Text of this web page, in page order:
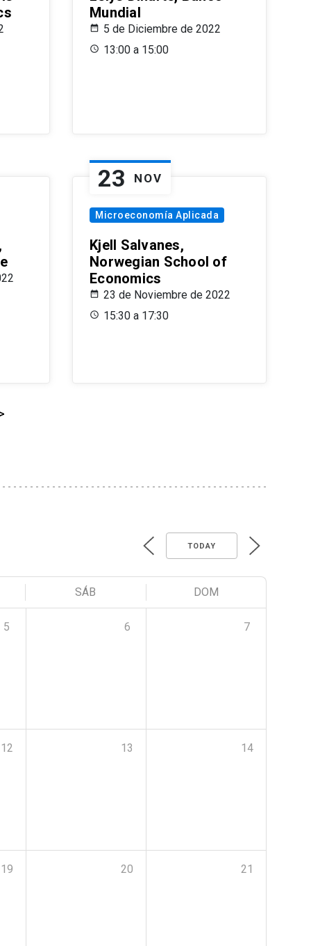
Mundial
5 de Diciembre de 2022
13:00 a 15:00
23 NOV
Microeconomía Aplicada
Kjell Salvanes,
Norwegian School of
Economics
23 de Noviembre de 2022
15:30 a 17:30
TODAY
SÁB DOM
5 6 7
12 13 14
19 20 21